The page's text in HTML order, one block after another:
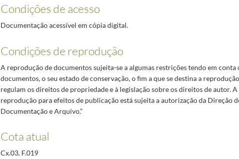
Condições de acesso
Documentação acessível em cópia digital.
Condições de reprodução
A reprodução de documentos sujeita-se a algumas restrições tendo em conta
documentos, o seu estado de conservação, o fim a que se destina a
regulam os direitos de propriedade e à legislação sobre os direitos de autor.
reprodução para efeitos de publicação está sujeita a autorização da Direção
Documentação e Arquivo.”
Cota atual
Cx.03, F.019